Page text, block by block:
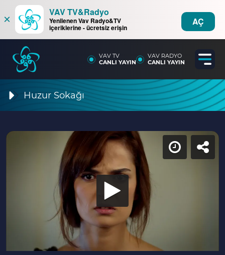
×
VAV TV&Radyo
Yenilenen Vav Radyo&TV
içeriklerine - ücretsiz erişin
AÇ
VAV TV
CANLI YAYIN
VAV RADYO
CANLI YAYIN
Huzur Sokağı